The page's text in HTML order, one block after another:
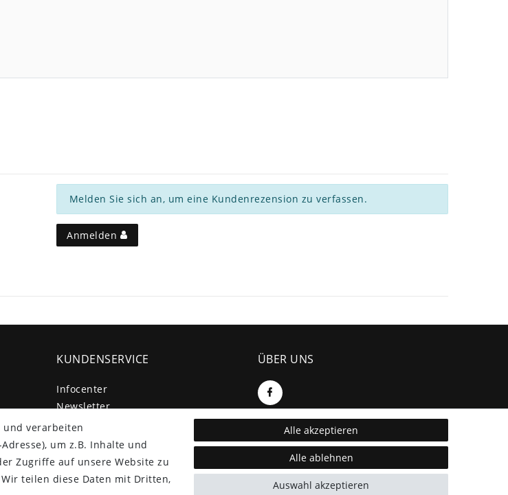
Melden Sie sich an, um eine Kundenrezension zu verfassen.
Anmelden
KUNDENSERVICE
Infocenter
Newsletter
Kontakt
Großkundenzugang
ÜBER UNS
SEBSON
Walter-Behrendt-Str. 10
44329 Dortmund
support@sebson.de
und verarbeiten
um z.B. Inhalte und
Zugriffe auf unsere Website zu
teilen diese Daten mit Dritten,
Alle akzeptieren
Alle ablehnen
Auswahl akzeptieren